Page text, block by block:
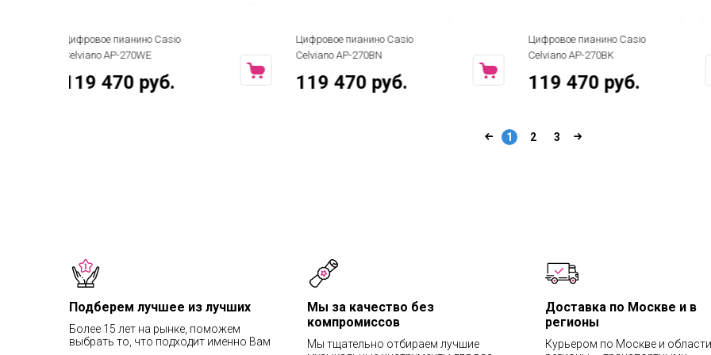
Цифровое пианино Casio
Celviano AP-270BN
119 470 руб.
Цифровое пианино Casio
Celviano AP-270BK
119 470 руб.
Цифровое пианино Roland Kiyola
KF-25
719 990 руб.
1 2 3
Подберем лучшее из лучших
Более 15 лет на рынке, поможем
выбрать то, что подходит именно Вам
Мы за качество без
компромиссов
Мы тщательно отбираем лучшие
Доставка по Москве и в
регионы
Курьером по Москве и